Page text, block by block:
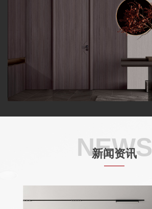
NEWS
新闻资讯
——